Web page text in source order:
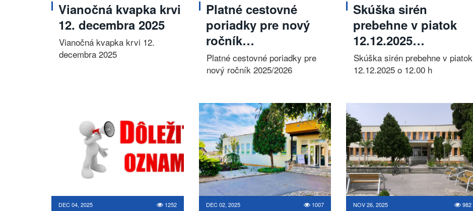
Vianočná kvapka krvi
12. decembra 2025
Vianočná kvapka krvi 12.
decembra 2025
Platné cestovné
poriadky pre nový
ročník…
Platné cestovné poriadky pre
nový ročník 2025/2026
Skúška sirén
prebehne v piatok
12.12.2025…
Skúška sirén prebehne v piatok
12.12.2025 o 12.00 h
DEC 04, 2025 1252 DEC 02, 2025 1007 NOV 26, 2025 982